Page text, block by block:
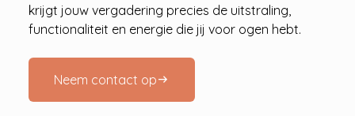
krijgt jouw vergadering precies de uitstraling,
functionaliteit en energie die jij voor ogen hebt.
Neem contact oparrow_right_alt